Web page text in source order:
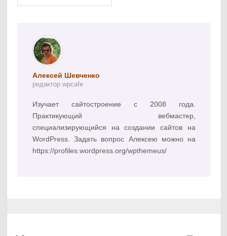
Алексей Шевченко
редактор wpcafe
Изучает сайтостроение с 2008 года.
Практикующий вебмастер,
специализирующийся на создании сайтов на
WordPress. Задать вопрос Алексею можно на
https://profiles.wordpress.org/wpthemeus/